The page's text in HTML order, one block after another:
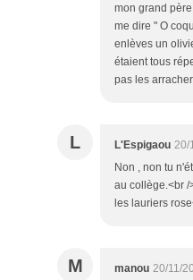
mon grand
me dire " O
enlèves un
étaient tous
pas les
L L'Espigaou 20/
Non , non tu
au collège.<br /
les lauriers
M manou 20/11/